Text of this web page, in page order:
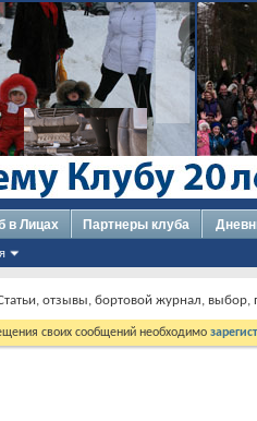
в Лицах Партнеры клуба
отзывы, бортовой журнал, выбор,
своих сообщений необходимо